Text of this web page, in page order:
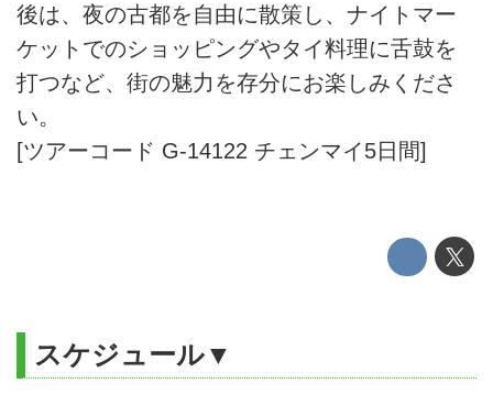
後は、夜の古都を自由に散策し、ナイトマー
ケットでのショッピングやタイ料理に舌鼓を
打つなど、街の魅力を存分にお楽しみくださ
い。
[ツアーコード G-14122 チェンマイ5日間]
スケジュール▼